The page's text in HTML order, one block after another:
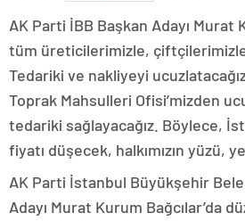
AK Parti İBB Başkan Adayı Murat
tüm üreticilerimizle, çiftçilerimizle
Tedariki ve nakliyeyi ucuzlatacağız.
Toprak Mahsulleri Ofisi’mizden
tedariki sağlayacağız. Böylece,
fiyatı düşecek, halkımızın yüzü,
AK Parti İstanbul Büyükşehir
Adayı Murat Kurum Bağcılar’da